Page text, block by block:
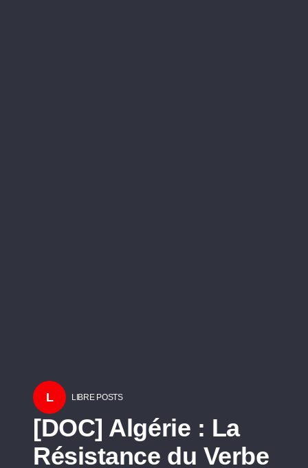
L LIBRE POSTS
[DOC] Algérie : La
Résistance du Verbe